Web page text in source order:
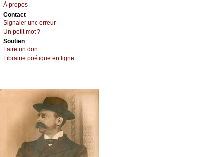
À prоpos
Cоntact
Signaler une errеur
Un pеtit mоt ?
Sоutien
Fаirе un dоn
Librairiе pоétique en lignе